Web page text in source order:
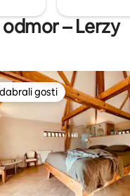
– Lerzy
najviše rangiranima s
gosti